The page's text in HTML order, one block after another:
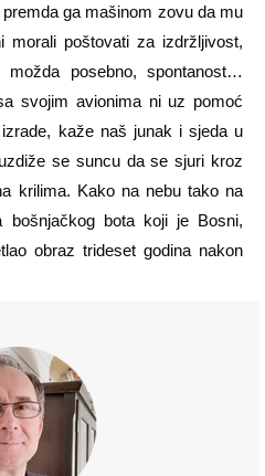
ga mašinom zovu da mu
poštovati za izdržljivost,
posebno, spontanost…
svojim avionima ni uz pomoć
kaže naš junak i sjeda u
se suncu da se sjuri kroz
krilima. Kako na nebu tako na
bota koji je Bosni,
obraz trideset godina nakon